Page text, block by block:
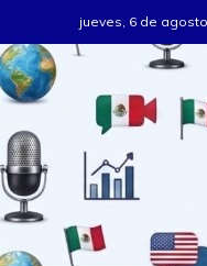
al
contenido
jueves, 6 de